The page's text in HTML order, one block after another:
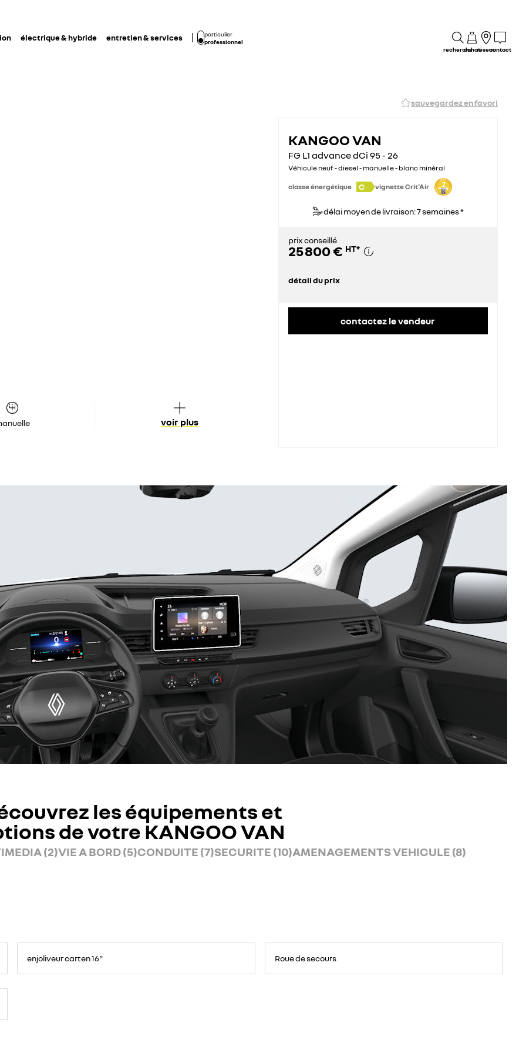
électrique & hybride entretien & services
particulier
professionnel
rechercheachatréseaucontact
sauvegardez en favori
voir plus
KANGOO VAN
FG L1 advance dCi 95 - 26
Véhicule neuf - diesel - manuelle - blanc minéral
classe énergétique C vignette Crit'Air
délai moyen de livraison: 7 semaines *
prix conseillé
25 800 € HT*
détail du prix
contactez le vendeur
les équipements et
de votre KANGOO VAN
(2)VIE A BORD (5)CONDUITE (7)SECURITE (10)AMENAGEMENTS VEHICULE (8)
enjoliveur carten 16" Roue de secours